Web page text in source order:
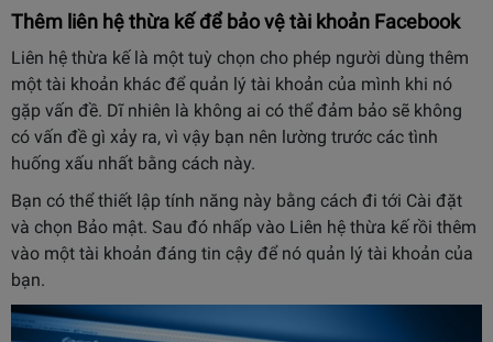
Thêm liên hệ thừa kế để bảo vệ tài khoản Facebook
Liên hệ thừa kế là một tuỳ chọn cho phép người dùng thêm
một tài khoản khác để quản lý tài khoản của mình khi nó
gặp vấn đề. Dĩ nhiên là không ai có thể đảm bảo sẽ không
có vấn đề gì xảy ra, vì vậy bạn nên lường trước các tình
huống xấu nhất bằng cách này.
Bạn có thể thiết lập tính năng này bằng cách đi tới Cài đặt
và chọn Bảo mật. Sau đó nhấp vào Liên hệ thừa kế rồi thêm
vào một tài khoản đáng tin cậy để nó quản lý tài khoản của
bạn.